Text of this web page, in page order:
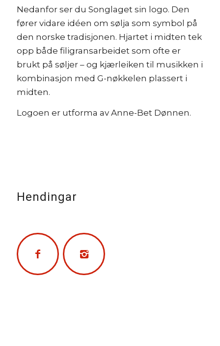
Nedanfor ser du Songlaget sin logo. Den
fører vidare idéen om sølja som symbol på
den norske tradisjonen. Hjartet i midten tek
opp både filigransarbeidet som ofte er
brukt på søljer – og kjærleiken til musikken i
kombinasjon med G-nøkkelen plassert i
midten.
Logoen er utforma av Anne-Bet Dønnen.
Hendingar